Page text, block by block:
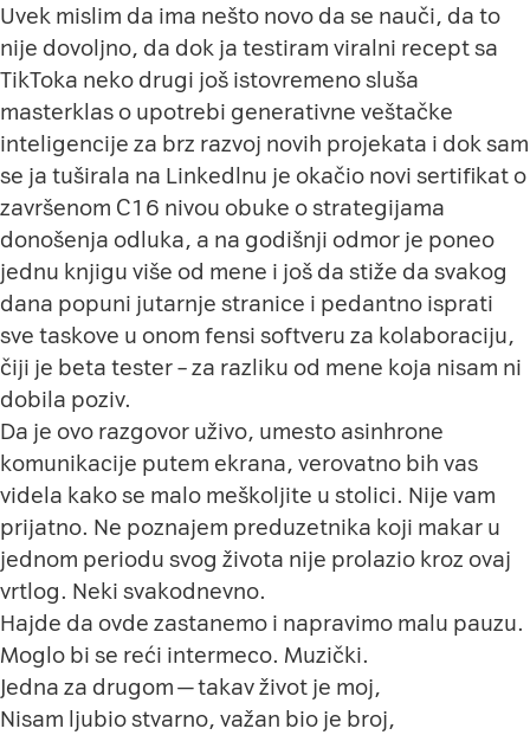
Uvek mislim da ima nešto novo da se nauči, da to
nije dovoljno, da dok ja testiram viralni recept sa
TikToka neko drugi još istovremeno sluša
masterklas o upotrebi generativne veštačke
inteligencije za brz razvoj novih projekata i dok sam
se ja tuširala na Linkedlnu je okačio novi sertifikat o
završenom C16 nivou obuke o strategijama
donošenja odluka, a na godišnji odmor je poneo
jednu knjigu više od mene i još da stiže da svakog
dana popuni jutarnje stranice i pedantno isprati
sve taskove u onom fensi softveru za kolaboraciju,
čiji je beta tester – za razliku od mene koja nisam ni
dobila poziv.
Da je ovo razgovor uživo, umesto asinhrone
komunikacije putem ekrana, verovatno bih vas
videla kako se malo meškoljite u stolici. Nije vam
prijatno. Ne poznajem preduzetnika koji makar u
jednom periodu svog života nije prolazio kroz ovaj
vrtlog. Neki svakodnevno.
Hajde da ovde zastanemo i napravimo malu pauzu.
Moglo bi se reći intermeco. Muzički.
Jedna za drugom — takav život je moj,
Nisam ljubio stvarno, važan bio je broj,